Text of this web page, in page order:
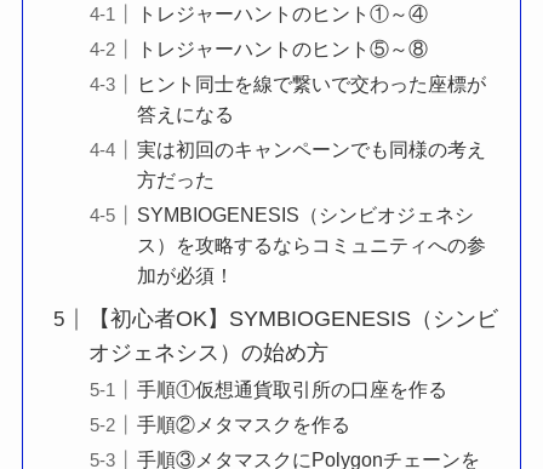
トレジャーハントのヒント①～④
トレジャーハントのヒント⑤～⑧
ヒント同士を線で繋いで交わった座標が
答えになる
実は初回のキャンペーンでも同様の考え
方だった
SYMBIOGENESIS（シンビオジェネシ
ス）を攻略するならコミュニティへの参
加が必須！
【初心者OK】SYMBIOGENESIS（シンビ
オジェネシス）の始め方
手順①仮想通貨取引所の口座を作る
手順②メタマスクを作る
手順③メタマスクにPolygonチェーンを